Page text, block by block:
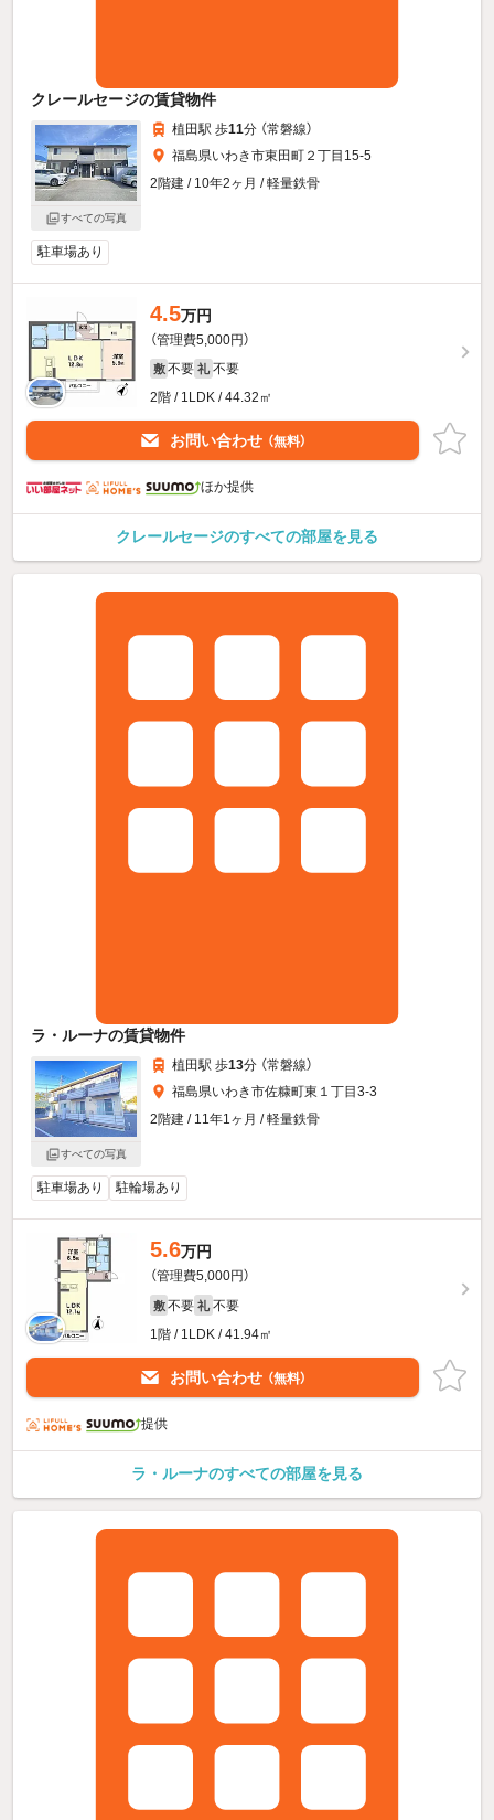
クレールセージの賃貸物件
すべての写真
植田駅 歩11分 （常磐線）
福島県いわき市東田町２丁目15-5
2階建 / 10年2ヶ月 / 軽量鉄骨
駐車場あり
4.5万円
（管理費5,000円）
敷 不要 礼 不要
2階 / 1LDK / 44.32㎡
お問い合わせ （無料）
ほか提供
クレールセージのすべての部屋を見る
ラ・ルーナの賃貸物件
すべての写真
植田駅 歩13分 （常磐線）
福島県いわき市佐糠町東１丁目3-3
2階建 / 11年1ヶ月 / 軽量鉄骨
駐車場あり 駐輪場あり
5.6万円
（管理費5,000円）
敷 不要 礼 不要
1階 / 1LDK / 41.94㎡
お問い合わせ （無料）
提供
ラ・ルーナのすべての部屋を見る